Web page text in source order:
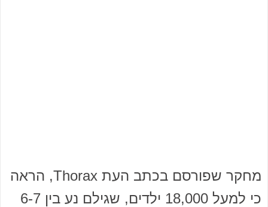
מחקר שפורסם בכתב העת Thorax, הראה
כי למעל 18,000 ילדים, שגילם נע בין 6-7